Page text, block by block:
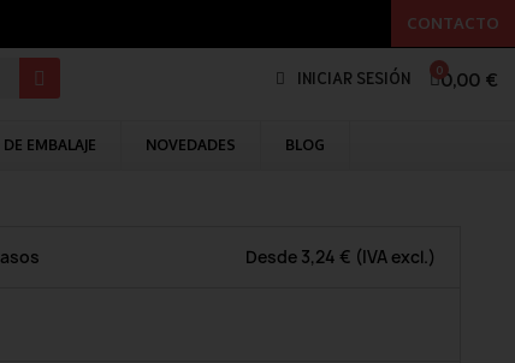
CONTACTO
INICIAR SESIÓN 0,00 €
DE EMBALAJE NOVEDADES BLOG
Desde 3,24 € (IVA excl.)